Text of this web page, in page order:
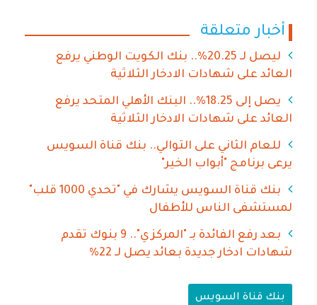
أخبار متعلقة
ليصل لـ 20.25%.. بنك الكويت الوطني يرفع
العائد على شهادات الادخار الثلاثية
يصل إلى 18.25%.. البنك الأهلي المتحد يرفع
العائد على شهادات الادخار الثلاثية
للعام الثاني على التوالي.. بنك قناة السويس
يرعى برنامج "أبواب الخير"
بنك قناة السويس يشارك في "تحدي 1000 قلب"
لمستشفى الناس للأطفال
بعد رفع الفائدة بـ "المركزي".. 9 بنوك تقدم
شهادات ادخار جديدة بعائد يصل لـ 22%
بنك قناة السويس